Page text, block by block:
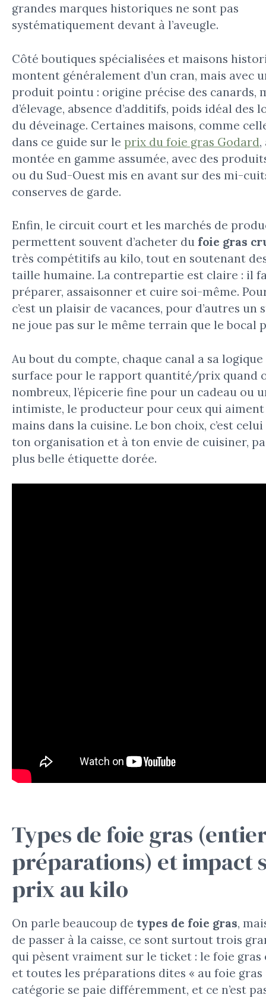
grandes marques historiques ne sont pas
systématiquement devant à l’aveugle.
Côté boutiques spécialisées et maisons
montent généralement d’un cran, mais avec
produit pointu : origine précise des canards,
d’élevage, absence d’additifs, poids idéal des
du déveinage. Certaines maisons, comme
dans ce guide sur le prix du foie gras Godard,
montée en gamme assumée, avec des
ou du Sud-Ouest mis en avant sur des mi-
conserves de garde.
Enfin, le circuit court et les marchés de
permettent souvent d’acheter du foie gras
très compétitifs au kilo, tout en soutenant
taille humaine. La contrepartie est claire : il
préparer, assaisonner et cuire soi-même.
c’est un plaisir de vacances, pour d’autres un
ne joue pas sur le même terrain que le bocal
Au bout du compte, chaque canal a sa
surface pour le rapport quantité/prix quand
nombreux, l’épicerie fine pour un cadeau ou
intimiste, le producteur pour ceux qui
mains dans la cuisine. Le bon choix, c’est
ton organisation et à ton envie de cuisiner,
plus belle étiquette dorée.
Types de foie gras
préparations) et impact
prix au kilo
On parle beaucoup de types de foie gras,
de passer à la caisse, ce sont surtout trois
qui pèsent vraiment sur le ticket : le foie gras
et toutes les préparations dites « au foie gras
catégorie se paie différemment, et ce n’est